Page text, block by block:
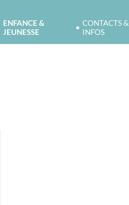
ENFANCE &
JEUNESSE
CONTACTS &
INFOS